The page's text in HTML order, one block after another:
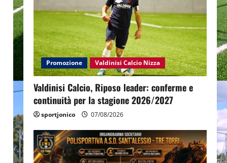
Promozione Valdinisi Calcio Nizza
Valdinisi Calcio, Riposo leader: conferme e
continuità per la stagione 2026/2027
sportjonico 07/08/2026